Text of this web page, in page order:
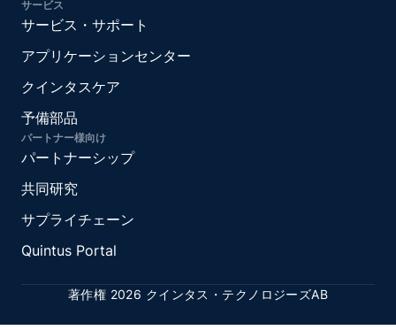
サービス
サービス・サポート
アプリケーションセンター
クインタスケア
予備部品
パートナー様向け
パートナーシップ
共同研究
サプライチェーン
Quintus Portal
著作権 2026 クインタス・テクノロジーズAB